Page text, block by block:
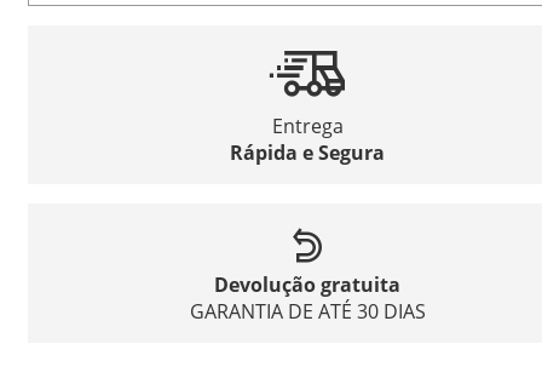
Entrega
Rápida e Segura
Devolução gratuita
GARANTIA DE ATÉ 30 DIAS